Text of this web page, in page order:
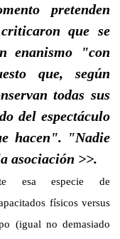
pretenden
que se
enanismo "con
que, según
todas sus
del espectáculo
hacen". "Nadie
asociación >>.
esa especie de
físicos versus
(igual no demasiado